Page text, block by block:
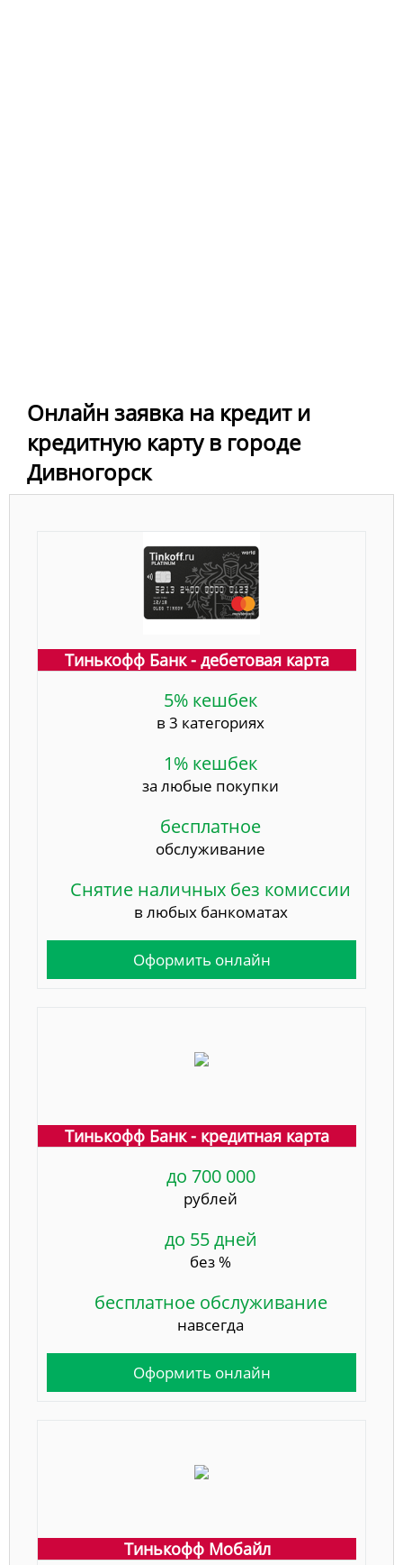
Онлайн заявка на кредит и
кредитную карту в городе
Дивногорск
Тинькофф Банк - дебетовая карта
5% кешбек
в 3 категориях
1% кешбек
за любые покупки
бесплатное
обслуживание
Снятие наличных без комиссии
в любых банкоматах
Оформить онлайн
Тинькофф Банк - кредитная карта
до 700 000
рублей
до 55 дней
без %
бесплатное обслуживание
навсегда
Оформить онлайн
Тинькофф Мобайл